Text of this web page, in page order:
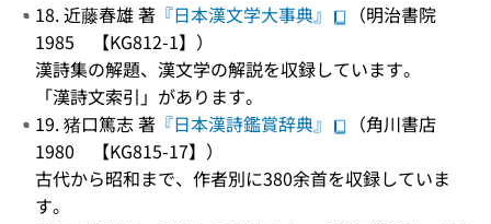
18. 近藤春雄 著 『日本漢文学大事典』
（明治書院
1985 【KG812-1】）
漢詩集の解題、漢文学の解説を収録しています。
「漢詩文索引」があります。
19. 猪口篤志 著 『日本漢詩鑑賞辞典』
（角川書店
1980 【KG815-17】）
古代から昭和まで、作者別に380余首を収録していま
す。